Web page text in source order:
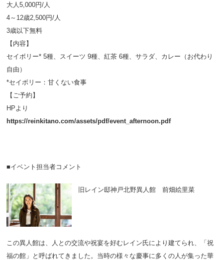
大人5,000円/人
4～12歳2,500円/人
3歳以下無料
【内容】
セイボリー* 5種、スイーツ 9種、紅茶 6種、サラダ、カレー（お代わり
自由）
*セイボリー：甘くない食事
【ご予約】
HPより
https://reinkitano.com/assets/pdf/event_afternoon.pdf
■イベント担当者コメント
旧レイン邸神戸北野異人館 前畑絵里菜
この異人館は、人との交流や祝宴を好むレイン氏により建てられ、「祝
福の館」と呼ばれてきました。当時の様々な慶事に多くの人が集った華